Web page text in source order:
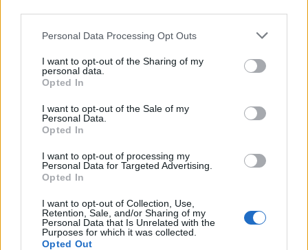
Personal Data Processing Opt Outs
I want to opt-out of the Sharing of my
personal data.
Opted In
I want to opt-out of the Sale of my
Personal Data.
Opted In
I want to opt-out of processing my
Personal Data for Targeted Advertising.
Opted In
I want to opt-out of Collection, Use,
Retention, Sale, and/or Sharing of my
Personal Data that Is Unrelated with the
Purposes for which it was collected.
Opted Out
SENTENZA STORICA
Il Tribunale di Firenze dice sì
12/03/2017
Vendola rassicura Bersani ma
per matrimoni e adozioni gay»
14/01/2013